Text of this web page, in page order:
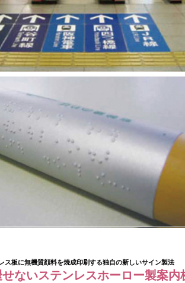
ス板に無機質顔料を焼成印刷する独自の新しいサイン製法
ないステンレスホーロー製案内